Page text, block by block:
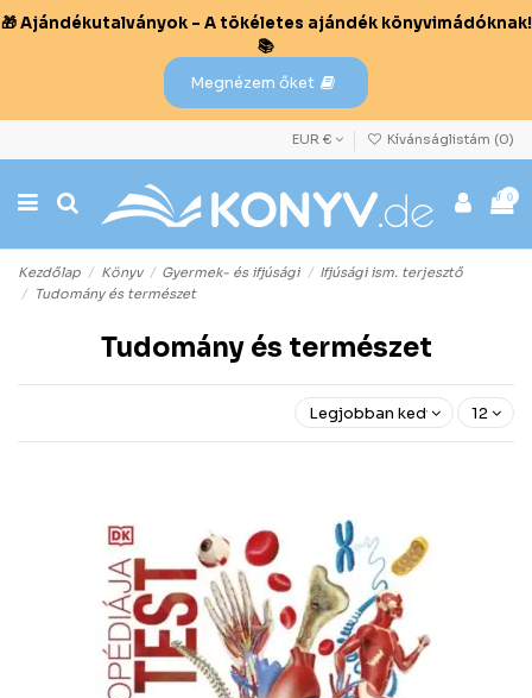
🎁 Ajándékutalványok – A tökéletes ajándék könyvimádóknak!
📚
Megnézem őket
EUR € Kívánságlistám (0)
0
Kezdőlap Könyv Gyermek- és ifjúsági
Ifjúsági ism. terjesztő
Tudomány és természet
Tudomány és természet
Legjobban kedvelt előre
12